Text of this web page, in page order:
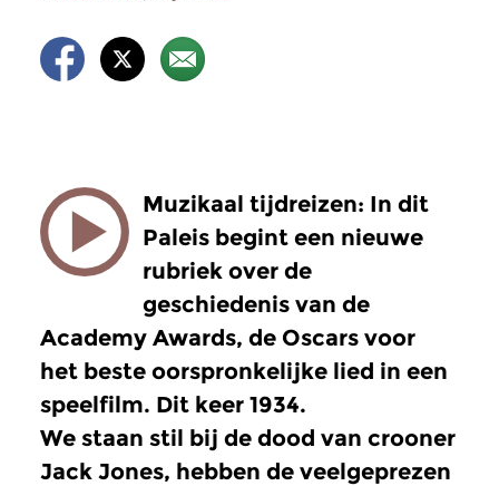
Muzikaal tijdreizen: In dit
Paleis begint een nieuwe
rubriek over de
geschiedenis van de
Academy Awards, de Oscars voor
het beste oorspronkelijke lied in een
speelfilm. Dit keer 1934.
We staan stil bij de dood van crooner
Jack Jones, hebben de veelgeprezen